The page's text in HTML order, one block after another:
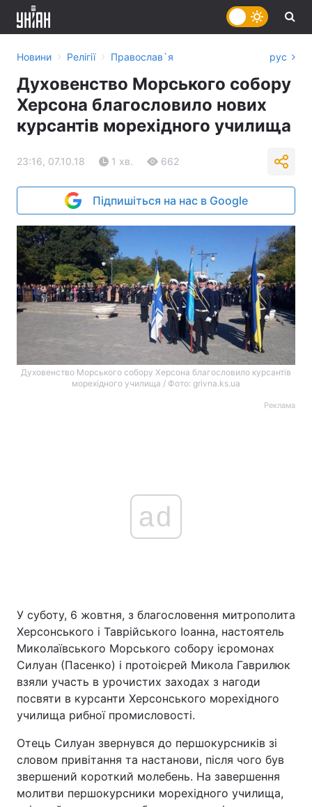
Головна Війна
Україна Політика
Економіка Світ
Спорт Наука
Новини › Релігії › Православ`я рус
Духовенство Морського собору
Херсона благословило нових
курсантів морехідного училища
23:16, 07.10.18 1 хв. 662
Підпишіться на нас в Google
Духовенство Морського собору Херсона благословило курсантів
морехідного училища / Фото: grivna.ks.ua
Реклама
ad
У суботу, 6 жовтня, з благословення митрополита
Херсонського і Таврійського Іоанна, настоятель
Миколаївського Морського собору ієромонах
Силуан (Пасенко) і протоієрей Микола Гаврилюк
взяли участь в урочистих заходах з нагоди
посвяти в курсанти Херсонського морехідного
училища рибної промисловості.
Отець Силуан звернувся до першокурсників зі
словом привітання та настанови, після чого був
звершений короткий молебень. На завершення
молитви першокурсники морехідного училища,